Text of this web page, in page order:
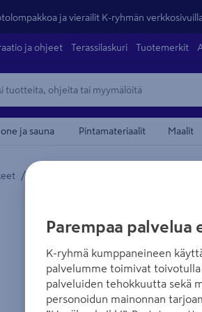
ja vierailit K-ryhmän verkkosivuilla
ja ohjeet Terassilaskuri Tuotemerkit
ja sauna Pintamateriaalit Maalit
/
kuvaus -maamerkistä
Parempaa palvelua
K-ryhmä kumppaneineen
palvelumme toimivat toivotulla
palveluiden tehokkuutta sekä
personoidun mainonnan